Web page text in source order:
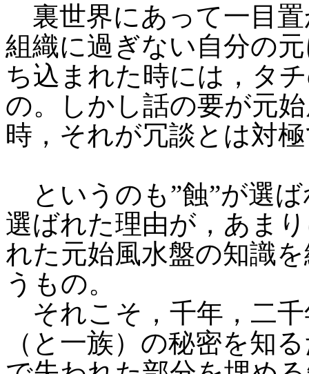
裏世界にあって一目
組織に過ぎない自分の
ち込まれた時には，タ
の。しかし話の要が元
時，それが冗談とは対
というのも”蝕”が選
選ばれた理由が，あま
れた元始風水盤の知識
うもの。
それこそ，千年，二
（と一族）の秘密を知